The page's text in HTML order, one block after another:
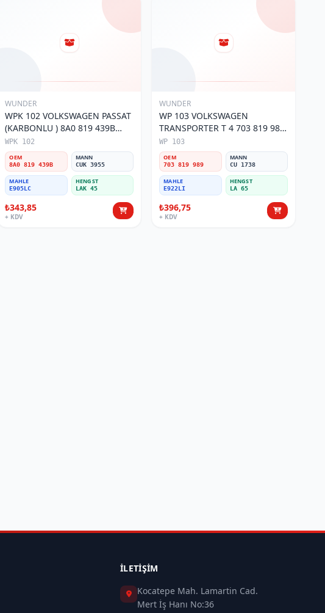
WUNDER
WPK 102 VOLKSWAGEN PASSAT
(KARBONLU ) 8A0 819 439B
Polen Filtresi
WPK 102
OEM
8A0 819 439B
MANN
CUK 3955
MAHLE
E905LC
HENGST
LAK 45
₺343,85
+ KDV
WUNDER
WP 103 VOLKSWAGEN
TRANSPORTER T 4 703 819 989
Polen Filtresi
WP 103
OEM
703 819 989
MANN
CU 1738
MAHLE
E922LI
HENGST
LA 65
₺396,75
+ KDV
İLETIŞIM
Kocatepe Mah. Lamartin Cad.
Mert İş Hanı No:36